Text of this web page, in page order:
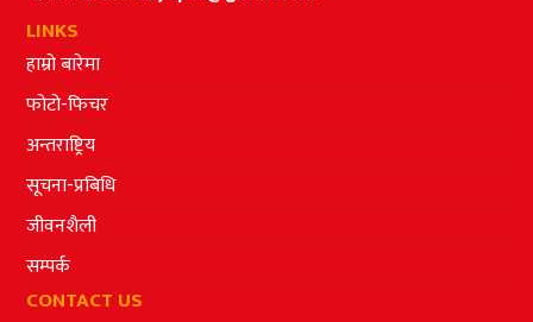
LINKS
हाम्रो बारेमा
फोटो-फिचर
अन्तराष्ट्रिय
सूचना-प्रबिधि
जीवनशैली
सम्पर्क
CONTACT US